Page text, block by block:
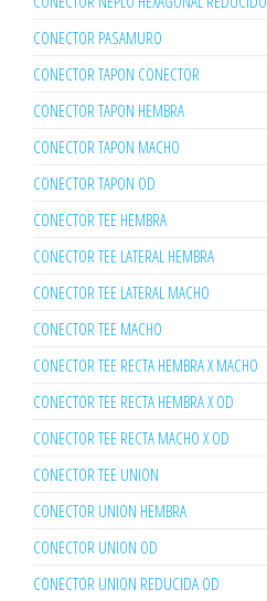
CONECTOR PASAMURO
CONECTOR TAPON CONECTOR
CONECTOR TAPON HEMBRA
CONECTOR TAPON MACHO
CONECTOR TAPON OD
CONECTOR TEE HEMBRA
CONECTOR TEE LATERAL HEMBRA
CONECTOR TEE LATERAL MACHO
CONECTOR TEE MACHO
CONECTOR TEE RECTA HEMBRA X MACHO
CONECTOR TEE RECTA HEMBRA X OD
CONECTOR TEE RECTA MACHO X OD
CONECTOR TEE UNION
CONECTOR UNION HEMBRA
CONECTOR UNION OD
CONECTOR UNION REDUCIDA OD